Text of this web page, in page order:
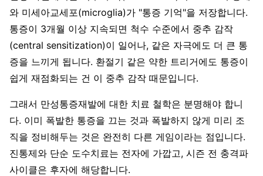
와 미세아교세포(microglia)가 "통증 기억"을 저장합니다.
통증이 3개월 이상 지속되면 척수 수준에서 중추 감작
(central sensitization)이 일어나, 같은 자극에도 더 큰 통
증을 느끼게 됩니다. 환절기 같은 약한 트리거에도 통증이
쉽게 재점화되는 건 이 중추 감작 때문입니다.
그래서 만성통증재발에 대한 치료 철학은 분명해야 합니
다. 이미 폭발한 통증을 끄는 것과 폭발하지 않게 미리 조
직을 정비해두는 것은 완전히 다른 게임이라는 점입니다.
진통제와 단순 도수치료는 전자에 가깝고, 시즌 전 충격파
사이클은 후자에 해당합니다.